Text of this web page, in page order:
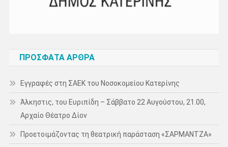
ΠΡΌΣΦΑΤΑ ΆΡΘΡΑ
Εγγραφές στη ΣΑΕΚ του Νοσοκομείου Κατερίνης
Άλκηστις, του Ευριπίδη – Σάββατο 22 Αυγούστου, 21.00,
Αρχαίο Θέατρο Δίον
Προετοιμάζοντας τη θεατρική παράσταση «ΣΑΡΜΑΝΤΖΑ»